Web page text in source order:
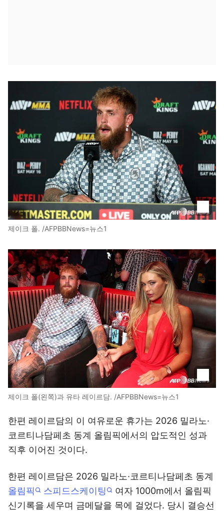
제이크 폴. /AFPBBNews=뉴스1
제이크 폴(왼쪽)과 유타 레이르담. /AFPBBNews=뉴스1
한편 레이르담의 이 여유로운 휴가는 2026 밀라노·
코르티나담페초 동계 올림픽에서의 압도적인 성과
직후 이어진 것이다.
한편 레이르담은 2026 밀라노·코르티나담페초 동계
올림픽
스피드스케이팅
여자 1000m에서 올림픽
신기록을 세우며 금메달을 목에 걸었다. 당시 결승선